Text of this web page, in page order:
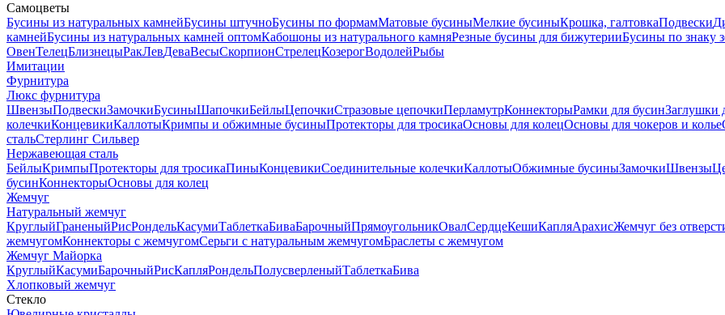
Самоцветы
Бусины из натуральных камнейБусины штучноБусины по формамМатовые бусиныМелкие бусиныКрошка, галтовкаПодвески
камнейБусины из натуральных камней оптомКабошоны из натурального камняРезные бусины для бижутерииБусины по знаку
ОвенТелецБлизнецыРакЛевДеваВесыСкорпионСтрелецКозерогВодолейРыбы
Имитации
Фурнитура
Люкс фурнитура
ШвензыПодвескиЗамочкиБусиныШапочкиБейлыЦепочкиСтразовые цепочкиПерламутрКоннекторыРамки для бусинЗаглушки
колечкиКонцевикиКаллотыКримпы и обжимные бусиныПротекторы для тросикаОсновы для колецОсновы для чокеров и колье
стальСтерлинг Сильвер
Нержавеющая сталь
БейлыКримпыПротекторы для тросикаПиныКонцевикиСоединительные колечкиКаллотыОбжимные бусиныЗамочкиШвензы
бусинКоннекторыОсновы для колец
Жемчуг
Натуральный жемчуг
КруглыйГраненыйРисРондельКасумиТаблеткаБиваБарочныйПрямоугольникОвалСердцеКешиКапляАрахисЖемчуг без
жемчугомКоннекторы с жемчугомСерьги с натуральным жемчугомБраслеты с жемчугом
Жемчуг Майорка
КруглыйКасумиБарочныйРисКапляРондельПолусверленыйТаблеткаБива
Хлопковый жемчуг
Стекло